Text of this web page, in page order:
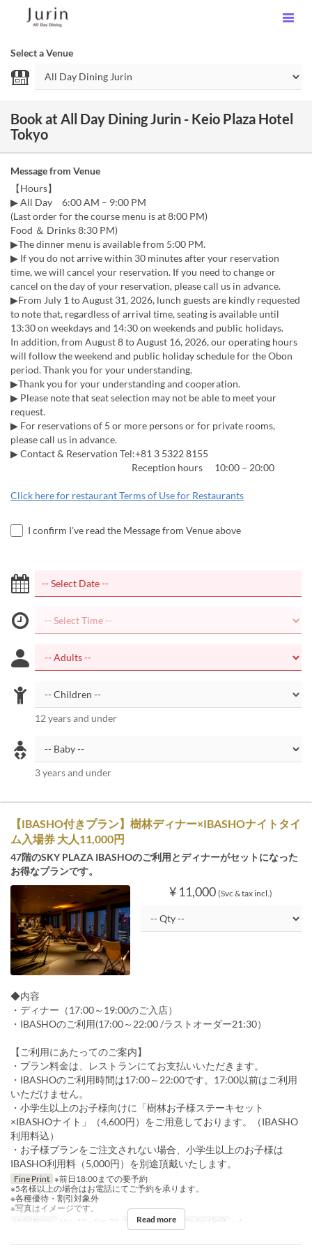
Select a Venue
Book at All Day Dining Jurin - Keio Plaza Hotel
Tokyo
Message from Venue
【Hours】
▶ All Day 6:00 AM – 9:00 PM
(Last order for the course menu is at 8:00 PM)
Food ＆ Drinks 8:30 PM)
▶The dinner menu is available from 5:00 PM.
▶ If you do not arrive within 30 minutes after your reservation
time, we will cancel your reservation. If you need to change or
cancel on the day of your reservation, please call us in advance.
▶From July 1 to August 31, 2026, lunch guests are kindly requested
to note that, regardless of arrival time, seating is available until
13:30 on weekdays and 14:30 on weekends and public holidays.
In addition, from August 8 to August 16, 2026, our operating hours
will follow the weekend and public holiday schedule for the Obon
period. Thank you for your understanding.
▶Thank you for your understanding and cooperation.
▶ Please note that seat selection may not be able to meet your
request.
▶ For reservations of 5 or more persons or for private rooms,
please call us in advance.
▶ Contact & Reservation Tel:+81 3 5322 8155
Reception hours 10:00－20:00
Click here for restaurant Terms of Use for Restaurants
I confirm I've read the Message from Venue above
12 years and under
3 years and under
【IBASHO付きプラン】樹林ディナー×IBASHOナイトタイ
ム入場券 大人11,000円
47階のSKY PLAZA IBASHOのご利用とディナーがセットになった
お得なプランです。
¥ 11,000 (Svc & tax incl.)
◆内容
・ディナー（17:00～19:00のご入店）
・IBASHOのご利用(17:00～22:00 /ラストオーダー21:30）
【ご利用にあたってのご案内】
・プラン料金は、レストランにてお支払いいただきます。
・IBASHOのご利用時間は17:00～22:00です。17:00以前はご利用
いただけません。
・小学生以上のお子様向けに「樹林お子様ステーキセット
×IBASHOナイト」（4,600円）をご用意しております。（IBASHO
利用料込）
・お子様プランをご注文されない場合、小学生以上のお子様は
IBASHO利用料（5,000円）を別途頂戴いたします。
Fine Print ※前日18:00までの要予約
※5名様以上の場合はお電話にてご予約を承ります。
※各種優待・割引対象外
※写真はイメージです。
Valid Dates
May 19 ~ Sep 30 Meals Dinner Order Limit ~ 4
Read more